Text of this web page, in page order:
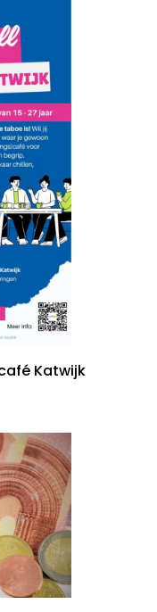
Katwijk